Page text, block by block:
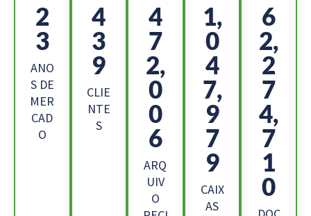
2
6
ANO
S DE
MER
CAD
O
4
9
3
CLIE
NTE
S
5
2
9,
4
7
8
ARQ
UIV
O
1,
1
7
5,
5
8
3
CAIX
AS
6
9,
8
5
7,
3
7
4